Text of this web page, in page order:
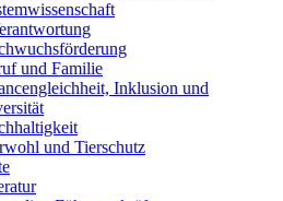
und Familie
Inklusion und
und Tierschutz